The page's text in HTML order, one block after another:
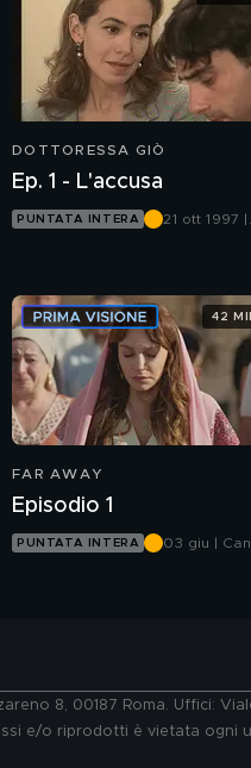
DOTTORESSA GIÒ
Ep. 1 - L'accusa
PUNTATA INTERA
21 ott 1997 |
FAR AWAY
Episodio 1
PUNTATA INTERA
03 giu |
42
8, 00187 Roma. Uffici:
e/o riprodotti è vietata ogni